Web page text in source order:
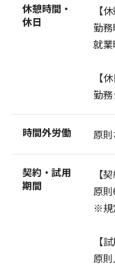
休憩時間・
休日
【
勤
就
【
勤
時間外労働 原
契約・試用
期間
【
原
※規
【
原